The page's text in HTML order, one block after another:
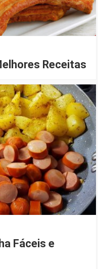
Receitas
Fáceis e